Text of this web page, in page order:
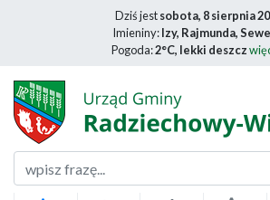
Dziś jestsobota, 8 sierpnia
Imieniny:Izy, Rajmunda,
Pogoda:2°C, lekki deszcz